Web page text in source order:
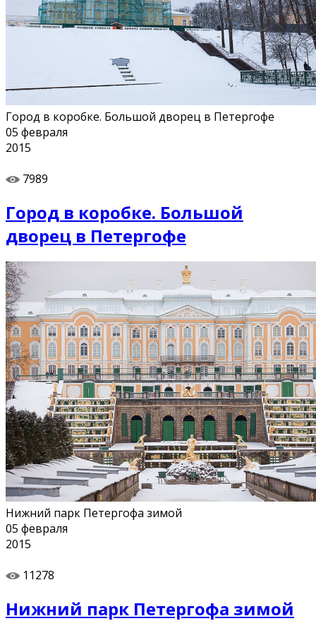
Город в коробке. Большой дворец в Петергофе
05 февраля
2015
7989
Город в коробке. Большой
дворец в Петергофе
Нижний парк Петергофа зимой
05 февраля
2015
11278
Нижний парк Петергофа зимой